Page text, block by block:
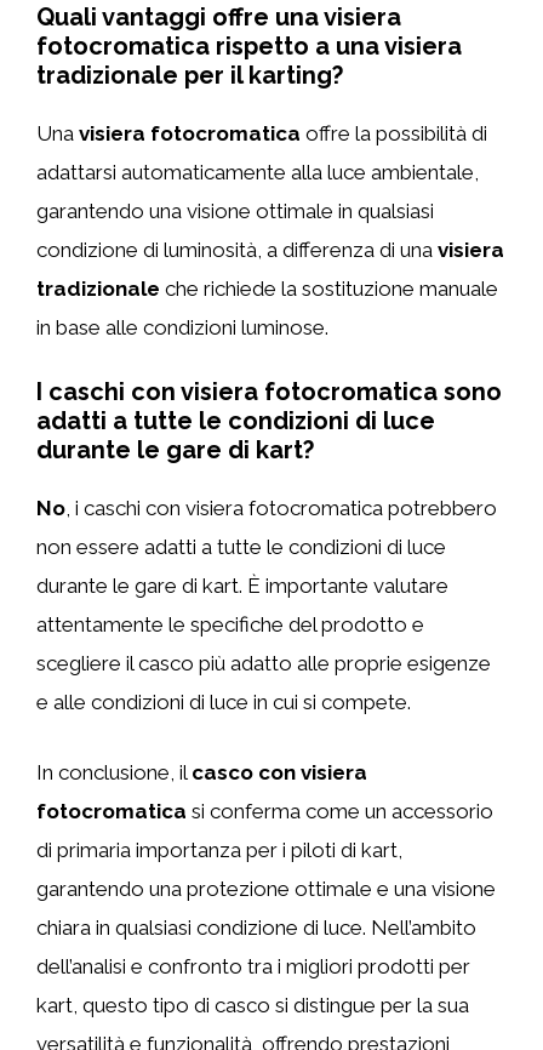
Quali vantaggi offre una visiera
fotocromatica rispetto a una visiera
tradizionale per il karting?
Una visiera fotocromatica offre la possibilità di
adattarsi automaticamente alla luce ambientale,
garantendo una visione ottimale in qualsiasi
condizione di luminosità, a differenza di una visiera
tradizionale che richiede la sostituzione manuale
in base alle condizioni luminose.
I caschi con visiera fotocromatica sono
adatti a tutte le condizioni di luce
durante le gare di kart?
No, i caschi con visiera fotocromatica potrebbero
non essere adatti a tutte le condizioni di luce
durante le gare di kart. È importante valutare
attentamente le specifiche del prodotto e
scegliere il casco più adatto alle proprie esigenze
e alle condizioni di luce in cui si compete.
In conclusione, il casco con visiera
fotocromatica si conferma come un accessorio
di primaria importanza per i piloti di kart,
garantendo una protezione ottimale e una visione
chiara in qualsiasi condizione di luce. Nell’ambito
dell’analisi e confronto tra i migliori prodotti per
kart, questo tipo di casco si distingue per la sua
versatilità e funzionalità, offrendo prestazioni